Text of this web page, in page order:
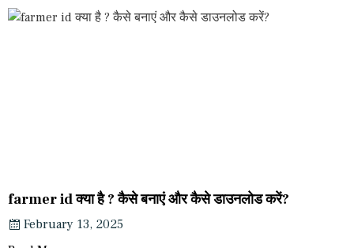
farmer id क्या है ? कैसे बनाएं और कैसे डाउनलोड करें?
February 13, 2025